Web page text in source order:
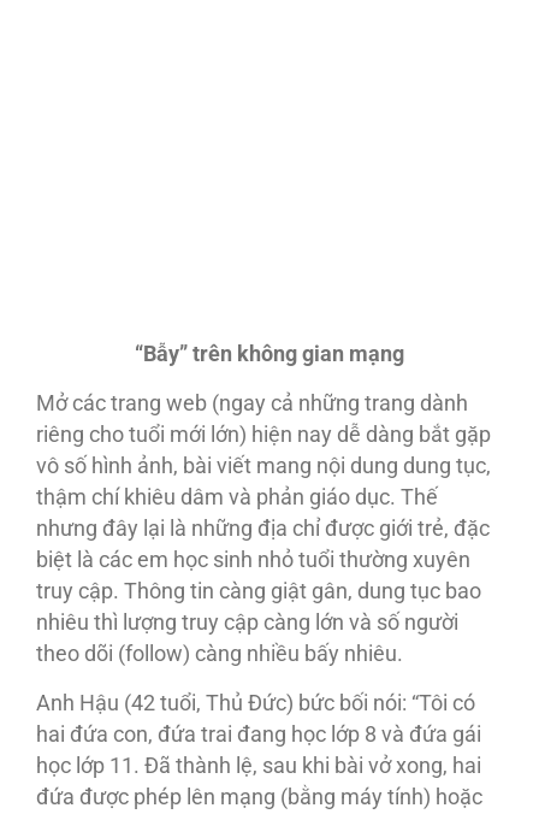
“Bẫy” trên không gian mạng
Mở các trang web (ngay cả những trang dành
riêng cho tuổi mới lớn) hiện nay dễ dàng bắt gặp
vô số hình ảnh, bài viết mang nội dung dung tục,
thậm chí khiêu dâm và phản giáo dục. Thế
nhưng đây lại là những địa chỉ được giới trẻ, đặc
biệt là các em học sinh nhỏ tuổi thường xuyên
truy cập. Thông tin càng giật gân, dung tục bao
nhiêu thì lượng truy cập càng lớn và số người
theo dõi (follow) càng nhiều bấy nhiêu.
Anh Hậu (42 tuổi, Thủ Đức) bức bối nói: “Tôi có
hai đứa con, đứa trai đang học lớp 8 và đứa gái
học lớp 11. Đã thành lệ, sau khi bài vở xong, hai
đứa được phép lên mạng (bằng máy tính) hoặc